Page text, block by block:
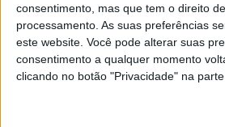
consentimento, mas que tem o direito
processamento. As suas preferências
este website. Você pode alterar suas
consentimento a qualquer momento
clicando no botão "Privacidade" na